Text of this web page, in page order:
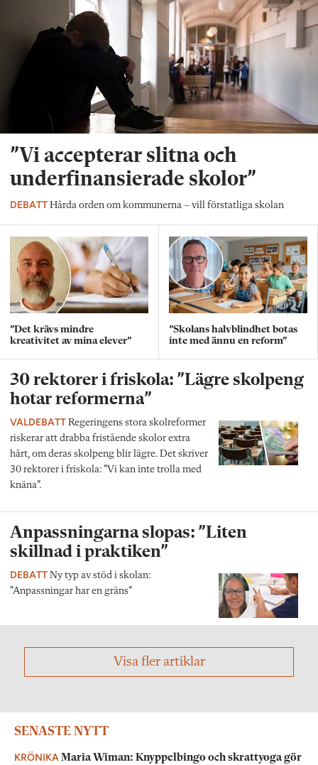
”Vi accepterar slitna och
underfinansierade skolor”
DEBATT Hårda orden om kommunerna – vill förstatliga skolan
”Det krävs mindre
kreativitet av mina elever”
”Skolans halvblindhet botas
inte med ännu en reform”
30 rektorer i friskola: ”Lägre skolpeng
hotar reformerna”
VALDEBATT Regeringens stora skolreformer
riskerar att drabba fristående skolor extra
hårt, om deras skolpeng blir lägre. Det skriver
30 rektorer i friskola: ”Vi kan inte trolla med
knäna”.
Anpassningarna slopas: ”Liten
skillnad i praktiken”
DEBATT Ny typ av stöd i skolan:
"Anpassningar har en gräns”
Visa fler artiklar
SENASTE NYTT
KRÖNIKA Maria Wiman: Knyppelbingo och skrattyoga gör